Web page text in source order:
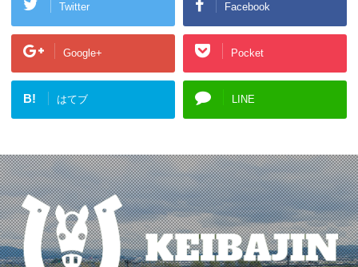
Twitter Facebook
Google+ Pocket
B! はてブ LINE